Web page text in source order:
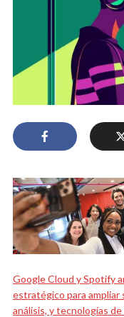
Google Cloud y Spotify
estratégico para
análisis, y tecnologías